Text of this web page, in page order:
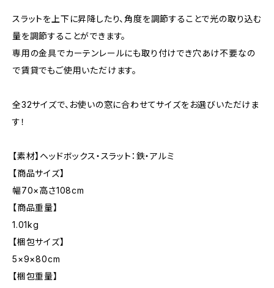
スラットを上下に昇降したり、角度を調節することで光の取り込む
量を調節することができます。
専用の金具でカーテンレールにも取り付けでき穴あけ不要なの
で賃貸でもご使用いただけます。
全32サイズで、お使いの窓に合わせてサイズをお選びいただけま
す！
【素材】ヘッドボックス・スラット：鉄・アルミ
【商品サイズ】
幅70×高さ108cm
【商品重量】
1.01kg
【梱包サイズ】
5×9×80cm
【梱包重量】